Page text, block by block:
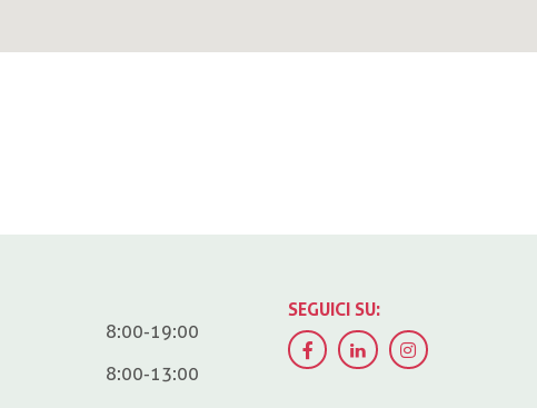
8:00-19:00
8:00-13:00
SEGUICI SU: